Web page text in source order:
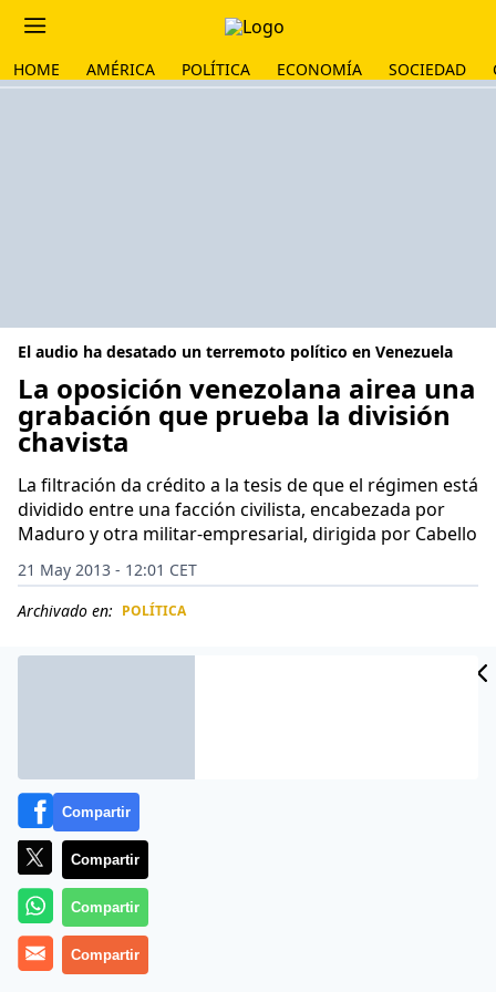
HOME AMÉRICA POLÍTICA ECONOMÍA SOCIEDAD
El audio ha desatado un terremoto político en Venezuela
La oposición venezolana airea una
grabación que prueba la división
chavista
La filtración da crédito a la tesis de que el régimen está
dividido entre una facción civilista, encabezada por
Maduro y otra militar-empresarial, dirigida por Cabello
21 May 2013 - 12:01 CET
Archivado en: POLÍTICA
No son pocos los que afirmaban que los abrazos entre
Compartir
Compartir
Compartir
Compartir